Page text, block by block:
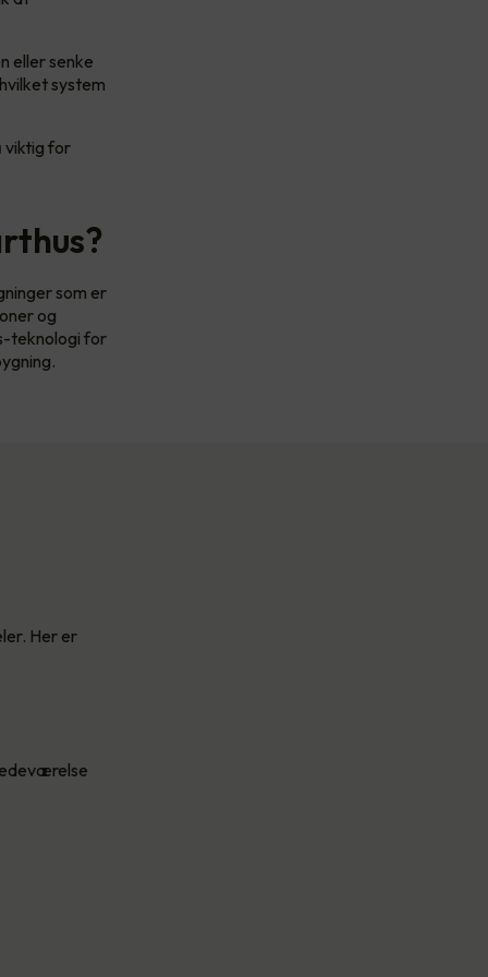
eller senke
system
viktig for
som er
og
teknologi for
Her er